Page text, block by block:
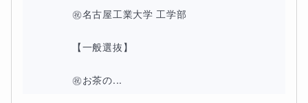
㊗️名古屋工業大学 工学部
【一般選抜】
㊗️お茶の...